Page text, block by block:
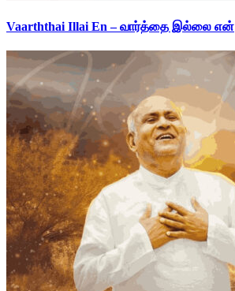
Vaarththai Illai En – வார்த்தை இல்லை என்